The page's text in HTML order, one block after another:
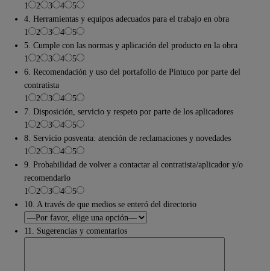
1
2 3 4
5
4. Herramientas y equipos adecuados para el trabajo en obra
1
2 3 4
5
5. Cumple con las normas y aplicación del producto en la obra
1
2 3 4
5
6. Recomendación y uso del portafolio de Pintuco por parte del
contratista
1
2 3 4
5
7. Disposición, servicio y respeto por parte de los aplicadores
1
2 3 4
5
8. Servicio posventa: atención de reclamaciones y novedades
1
2 3 4
5
9. Probabilidad de volver a contactar al contratista/aplicador y/o
recomendarlo
1
2 3 4
5
10. A través de que medios se enteró del directorio
11. Sugerencias y comentarios